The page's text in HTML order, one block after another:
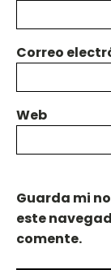
Correo
Web
Guarda mi
este
comente.